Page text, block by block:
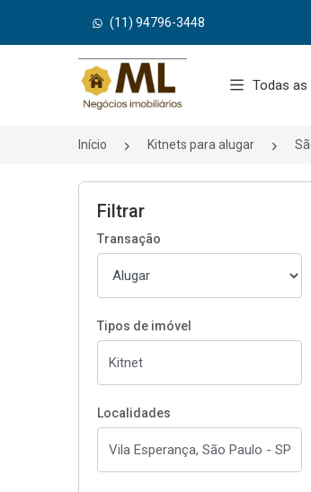
(11) 94796-3448
Página inicial
Todas
Início Kitnets para alugar
Filtrar
Transação
Tipos de imóvel
Localidades